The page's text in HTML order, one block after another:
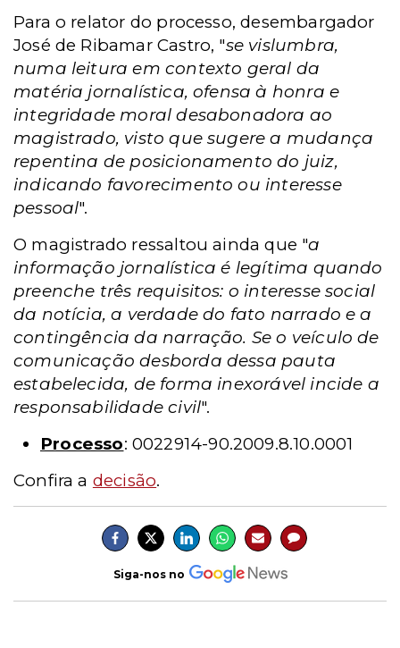
Para o relator do processo, desembargador
José de Ribamar Castro, "se vislumbra,
numa leitura em contexto geral da
matéria jornalística, ofensa à honra e
integridade moral desabonadora ao
magistrado, visto que sugere a mudança
repentina de posicionamento do juiz,
indicando favorecimento ou interesse
pessoal".
O magistrado ressaltou ainda que "a
informação jornalística é legítima quando
preenche três requisitos: o interesse social
da notícia, a verdade do fato narrado e a
contingência da narração. Se o veículo de
comunicação desborda dessa pauta
estabelecida, de forma inexorável incide a
responsabilidade civil".
Processo: 0022914-90.2009.8.10.0001
Confira a decisão.
Siga-nos no